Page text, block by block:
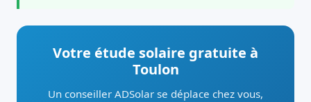
Votre étude solaire gratuite à
Toulon
Un conseiller ADSolar se déplace chez vous,